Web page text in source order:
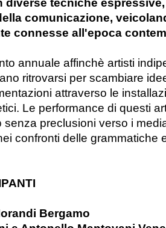
comunicazione,
connesse all'epoca
annuale affinchè artisti
ritrovarsi per scambiare
attraverso le
Le performance di questi
senza preclusioni verso i
confronti delle grammatiche
Bergamo